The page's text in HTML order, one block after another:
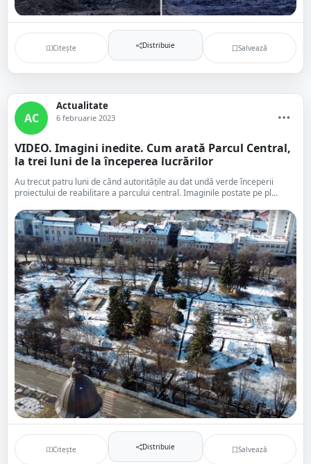
Citește Distribuie Salvează
AC
Actualitate
6 februarie 2023
VIDEO. Imagini inedite. Cum arată Parcul Central,
la trei luni de la începerea lucrărilor
Au trecut patru luni de când autoritățile au dat undă verde începerii
proiectului de reabilitare a parcului central. Imaginile postate pe pl...
Citește Distribuie Salvează